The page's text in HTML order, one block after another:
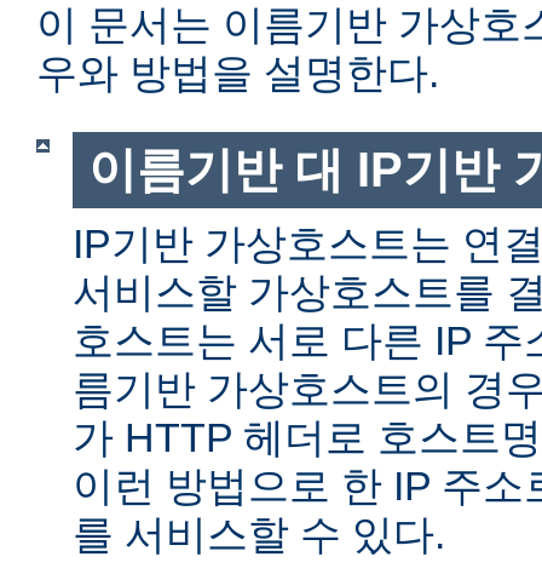
이 문서는 이름기반 가상호
우와 방법을 설명한다.
이름기반 대 IP기반
IP기반 가상호스트는 연
서비스할 가상호스트를
호스트는 서로 다른 IP
름기반 가상호스트의 경
가 HTTP 헤더로 호스트
이런 방법으로 한 IP 주
를 서비스할 수 있다.